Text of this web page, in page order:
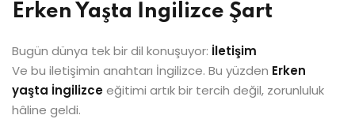
Erken Yaşta İngilizce Şart
Bugün dünya tek bir dil konuşuyor: İletişim
Ve bu iletişimin anahtarı İngilizce. Bu yüzden Erken
yaşta İngilizceeğitimi artık bir tercih değil, zorunluluk
hâline geldi.